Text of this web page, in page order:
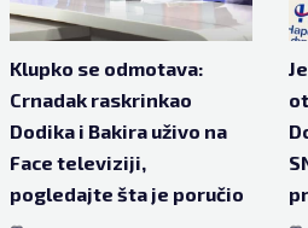
Klupko se odmotava:
Crnadak raskrinkao
Dodika i Bakira uživo na
Face televiziji,
pogledajte šta je poručio